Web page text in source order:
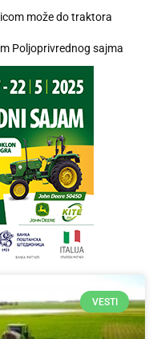
može do traktora
Poljoprivrednog sajma
VESTI